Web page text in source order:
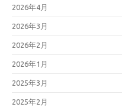
2026年4月
2026年3月
2026年2月
2026年1月
2025年3月
2025年2月